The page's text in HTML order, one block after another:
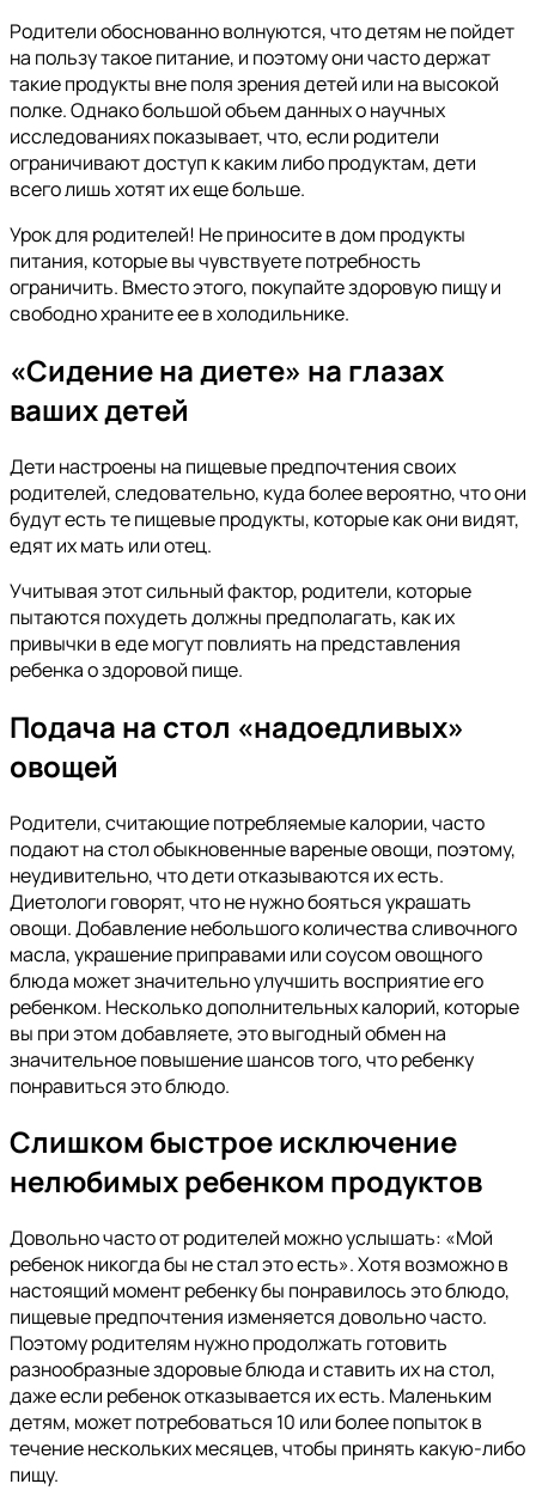
Родители обоснованно волнуются, что детям не пойдет
на пользу такое питание, и поэтому они часто держат
такие продукты вне поля зрения детей или на высокой
полке. Однако большой объем данных о научных
исследованиях показывает, что, если родители
ограничивают доступ к каким либо продуктам, дети
всего лишь хотят их еще больше.
Урок для родителей! Не приносите в дом продукты
питания, которые вы чувствуете потребность
ограничить. Вместо этого, покупайте здоровую пищу и
свободно храните ее в холодильнике.
«Сидение на диете» на глазах
ваших детей
Дети настроены на пищевые предпочтения своих
родителей, следовательно, куда более вероятно, что они
будут есть те пищевые продукты, которые как они видят,
едят их мать или отец.
Учитывая этот сильный фактор, родители, которые
пытаются похудеть должны предполагать, как их
привычки в еде могут повлиять на представления
ребенка о здоровой пище.
Подача на стол «надоедливых»
овощей
Родители, считающие потребляемые калории, часто
подают на стол обыкновенные вареные овощи, поэтому,
неудивительно, что дети отказываются их есть.
Диетологи говорят, что не нужно бояться украшать
овощи. Добавление небольшого количества сливочного
масла, украшение приправами или соусом овощного
блюда может значительно улучшить восприятие его
ребенком. Несколько дополнительных калорий, которые
вы при этом добавляете, это выгодный обмен на
значительное повышение шансов того, что ребенку
понравиться это блюдо.
Слишком быстрое исключение
нелюбимых ребенком продуктов
Довольно часто от родителей можно услышать: «Мой
ребенок никогда бы не стал это есть». Хотя возможно в
настоящий момент ребенку бы понравилось это блюдо,
пищевые предпочтения изменяется довольно часто.
Поэтому родителям нужно продолжать готовить
разнообразные здоровые блюда и ставить их на стол,
даже если ребенок отказывается их есть. Маленьким
детям, может потребоваться 10 или более попыток в
течение нескольких месяцев, чтобы принять какую-либо
пищу.